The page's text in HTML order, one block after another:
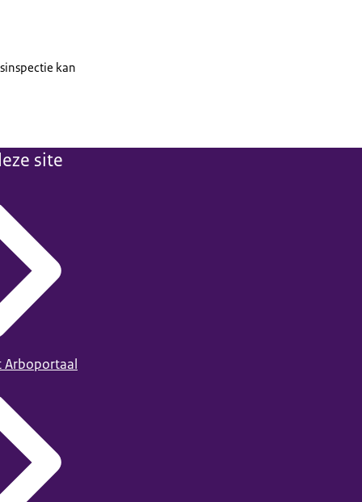
kan
site
Arboportaal